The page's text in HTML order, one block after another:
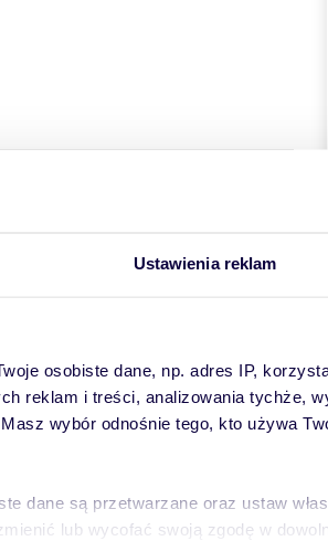
Ustawienia reklam
osobiste dane, np. adres IP,
reklam i treści, analizowania tychże,
wybór odnośnie tego, kto używa
dane są przetwarzane oraz ustaw
lub wycofać swoją zgodę w